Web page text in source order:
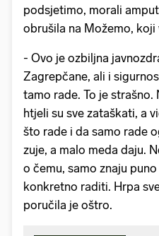
podsjetimo, morali
obrušila na Možemo,
- Ovo je ozbiljna
Zagrepčane, ali i
tamo rade. To je
htjeli su sve zataškati, a
što rade i da samo rade
zuje, a malo meda daju.
o čemu, samo znaju
konkretno raditi. Hrpa
poručila je oštro.